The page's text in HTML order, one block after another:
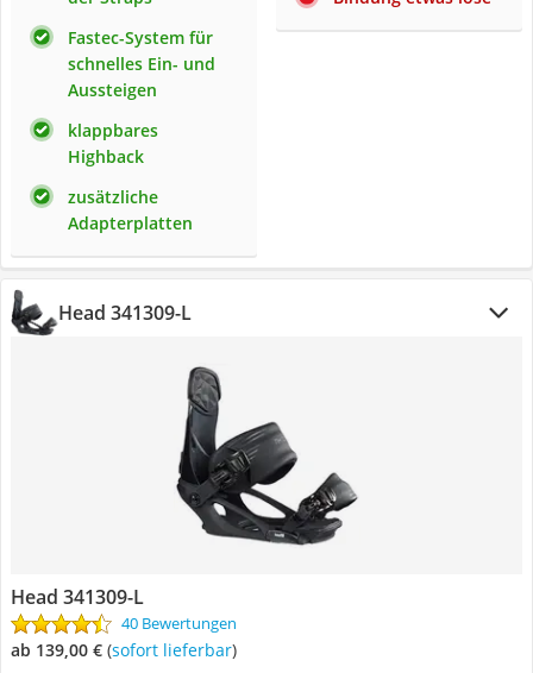
Fastec-System für
schnelles Ein- und
Aussteigen
klappbares
Highback
zusätzliche
Adapterplatten
Head 341309-L
Head 341309-L
40 Bewertungen
ab 139,00 € ( Sofort lieferbar)